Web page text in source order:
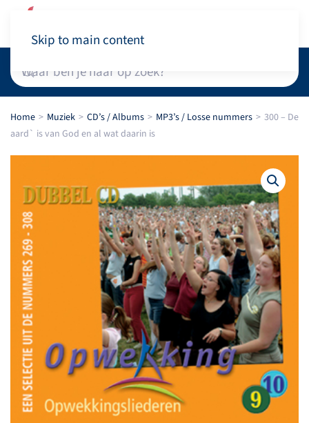
Skip to main content
Home Muziek CD’s / Albums MP3’s / Losse nummers
300 – De
aard` is van God en al wat daarin is